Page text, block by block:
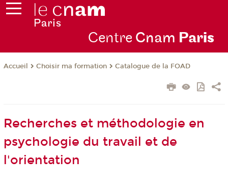
Centre Cnam Paris
Accueil Choisir ma formation Catalogue de la FOAD
Recherches et méthodologie en
psychologie du travail et de
l'orientation